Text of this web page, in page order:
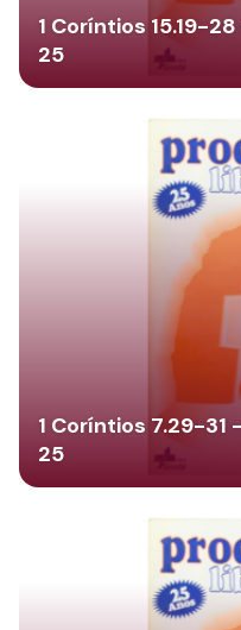
1 Coríntios 15.19-
25
1 Coríntios 7.29-
25